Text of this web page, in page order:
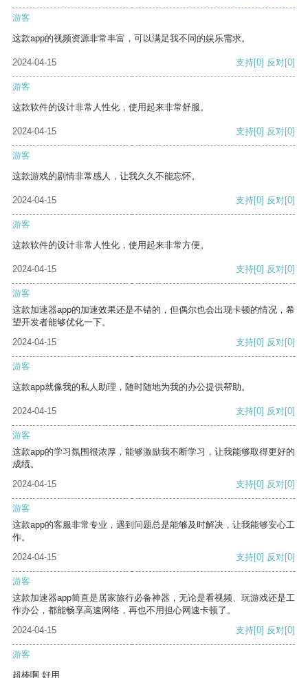
游客
这款app的视频资源非常丰富，可以满足我不同的娱乐需求。
2024-04-15 支持[0] 反对[0]
游客
这款软件的设计非常人性化，使用起来非常舒服。
2024-04-15 支持[0] 反对[0]
游客
这款游戏的剧情非常感人，让我久久不能忘怀。
2024-04-15 支持[0] 反对[0]
游客
这款软件的设计非常人性化，使用起来非常方便。
2024-04-15 支持[0] 反对[0]
游客
这款加速器app的加速效果还是不错的，但偶尔也会出现卡顿的情况，希
望开发者能够优化一下。
2024-04-15
支持[0] 反对[0]
游客
这款app就像我的私人助理，随时随地为我的办公提供帮助。
2024-04-15 支持[0] 反对[0]
游客
这款app的学习氛围很浓厚，能够激励我不断学习，让我能够取得更好的
成绩。
2024-04-15
支持[0] 反对[0]
游客
这款app的客服非常专业，遇到问题总是能够及时解决，让我能够安心工
作。
2024-04-15
支持[0] 反对[0]
游客
这款加速器app简直是居家旅行必备神器，无论是看视频、玩游戏还是工
作办公，都能畅享高速网络，再也不用担心网速卡顿了。
2024-04-15
支持[0] 反对[0]
游客
超棒啊 好用